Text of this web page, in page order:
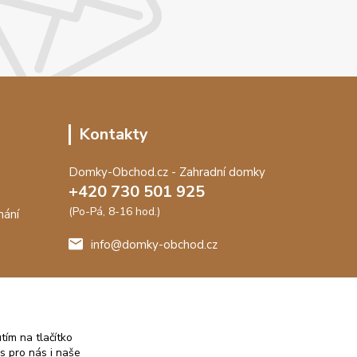
Kontakty
Domky-Obchod.cz - Zahradní domky
+420 730 501 925
(Po-Pá, 8-16 hod.)
info@domky-obchod.cz
na tlačítko
pro nás i naše